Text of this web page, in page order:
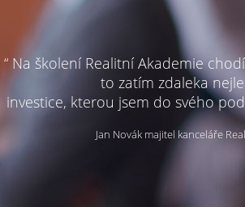
“ Na školení Realitní Akademie
to zatím zdaleka
investice, kterou jsem do svého
Jan Novák majitel kanceláře